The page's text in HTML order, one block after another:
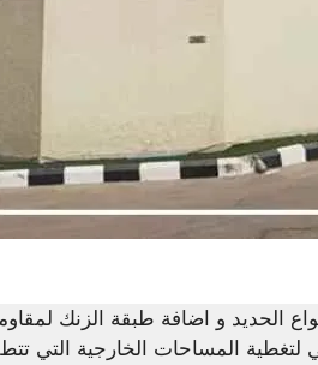
الحديد و اضافة طبقة الزنك
المساحات الخارجية التي